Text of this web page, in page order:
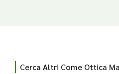
Cerca Altri Come Ottica